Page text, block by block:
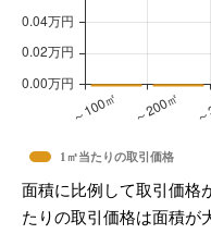
1㎡当たりの取引価格
面積に比例して取引価格
たりの取引価格は面積が